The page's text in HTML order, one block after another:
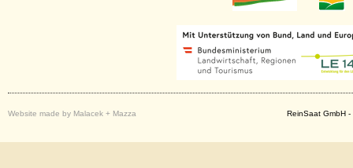
Website made by Malacek + Mazza ReinSaat GmbH